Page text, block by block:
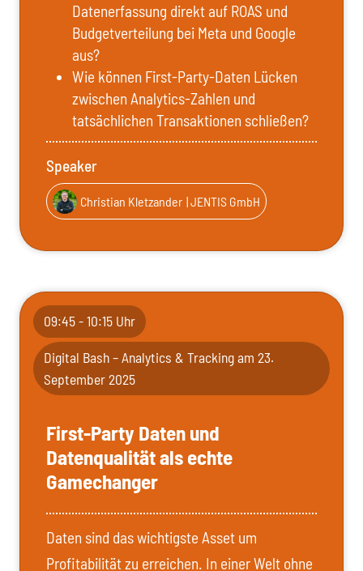
Datenerfassung direkt auf ROAS und
Budgetverteilung bei Meta und Google
aus?
Wie können First-Party-Daten Lücken
zwischen Analytics-Zahlen und
tatsächlichen Transaktionen schließen?
Speaker
Christian Kletzander | JENTIS GmbH
09:45 - 10:15 Uhr
Digital Bash – Analytics & Tracking am 23.
September 2025
First-Party Daten und
Datenqualität als echte
Gamechanger
Daten sind das wichtigste Asset um
Profitabilität zu erreichen. In einer Welt ohne